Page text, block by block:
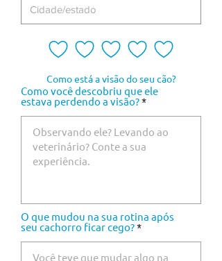
Como está a visão do seu cão?
Como você descobriu que ele
estava perdendo a visão?
O que mudou na sua rotina após
seu cachorro ficar cego?